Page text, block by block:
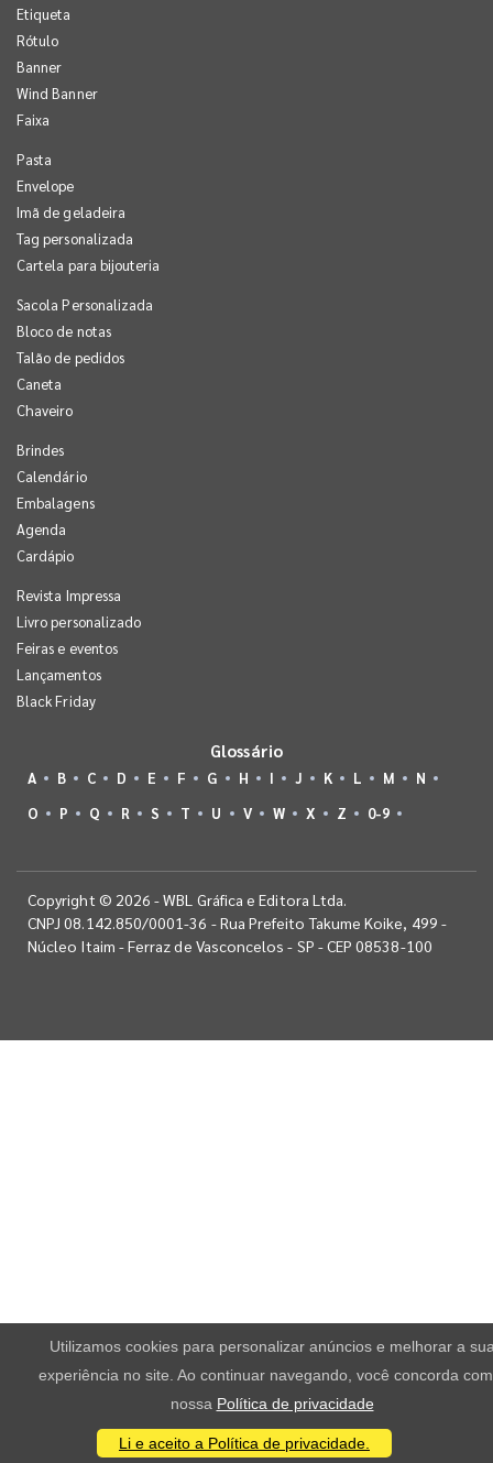
Etiqueta
Rótulo
Banner
Wind Banner
Faixa
Pasta
Envelope
Imã de geladeira
Tag personalizada
Cartela para bijouteria
Sacola Personalizada
Bloco de notas
Talão de pedidos
Caneta
Chaveiro
Brindes
Calendário
Embalagens
Agenda
Cardápio
Revista Impressa
Livro personalizado
Feiras e eventos
Lançamentos
Black Friday
Glossário
A B C D E F G H I J K L M
N
O
P Q R S T U V W X Z 0-9
Copyright © 2026 - WBL Gráfica e Editora Ltda.
CNPJ 08.142.850/0001-36 - Rua Prefeito Takume Koike, 499 -
Núcleo Itaim - Ferraz de Vasconcelos - SP - CEP 08538-100
Utilizamos cookies para personalizar anúncios e melhorar a
experiência no site. Ao continuar navegando, você concorda
nossa Política de privacidade
Li e aceito a Política de privacidade.